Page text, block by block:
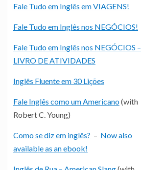
Fale Tudo em Inglês em VIAGENS!
Fale Tudo em Inglês nos NEGÓCIOS!
Fale Tudo em Inglês nos NEGÓCIOS –
LIVRO DE ATIVIDADES
Inglês Fluente em 30 Lições
Fale Inglês como um Americano(with
Robert C. Young)
Como se diz em inglês? – Now also
available as an ebook!